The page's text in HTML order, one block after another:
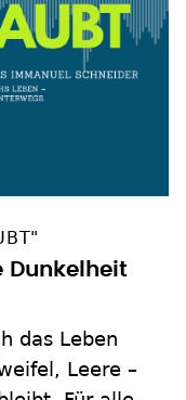
Dunkelheit
das Leben
Leere –